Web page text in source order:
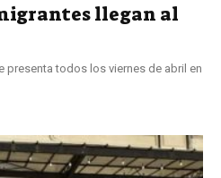
llegan al
presenta todos los viernes de abril en